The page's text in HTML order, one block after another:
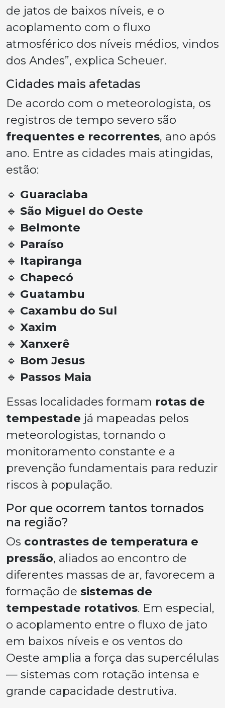
de jatos de baixos níveis, e o
acoplamento com o fluxo
atmosférico dos níveis médios, vindos
dos Andes”, explica Scheuer.
Cidades mais afetadas
De acordo com o meteorologista, os
registros de tempo severo são
frequentes e recorrentes, ano após
ano. Entre as cidades mais atingidas,
estão:
🔹 Guaraciaba
🔹 São Miguel do Oeste
🔹 Belmonte
🔹 Paraíso
🔹 Itapiranga
🔹 Chapecó
🔹 Guatambu
🔹 Caxambu do Sul
🔹 Xaxim
🔹 Xanxerê
🔹 Bom Jesus
🔹 Passos Maia
Essas localidades formam rotas de
tempestade já mapeadas pelos
meteorologistas, tornando o
monitoramento constante e a
prevenção fundamentais para reduzir
riscos à população.
Por que ocorrem tantos tornados
na região?
Os contrastes de temperatura e
pressão, aliados ao encontro de
diferentes massas de ar, favorecem a
formação de sistemas de
tempestade rotativos. Em especial,
o acoplamento entre o fluxo de jato
em baixos níveis e os ventos do
Oeste amplia a força das supercélulas
— sistemas com rotação intensa e
grande capacidade destrutiva.